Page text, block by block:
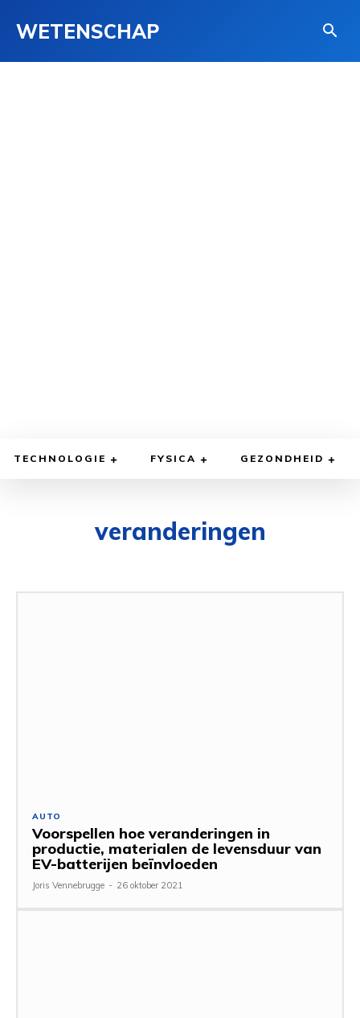
WETENSCHAP
TECHNOLOGIE FYSICA GEZONDHEID
veranderingen
AUTO
Voorspellen hoe veranderingen in
productie, materialen de levensduur van
EV-batterijen beïnvloeden
Joris Vennebrugge - 26 oktober 2021